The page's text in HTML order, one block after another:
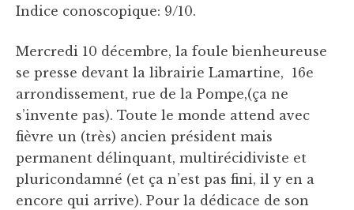
Indice conoscopique: 9/10.
Mercredi 10 décembre, la foule bienheureuse
se presse devant la librairie Lamartine, 16e
arrondissement, rue de la Pompe,(ça ne
s’invente pas). Toute le monde attend avec
fièvre un (très) ancien président mais
permanent délinquant, multirécidiviste et
pluricondamné (et ça n’est pas fini, il y en a
encore qui arrive). Pour la dédicace de son